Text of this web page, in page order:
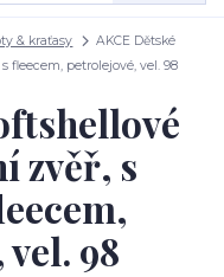
& kraťasy
AKCE Dětské
fleecem, petrolejové, vel. 98
zvěř, s
98